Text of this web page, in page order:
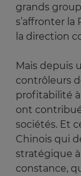
grands
s’affronter la
la direction
Mais depuis
contrôleurs
profitabilité
ont
sociétés. Et
Chinois qui
stratégique à
constance,